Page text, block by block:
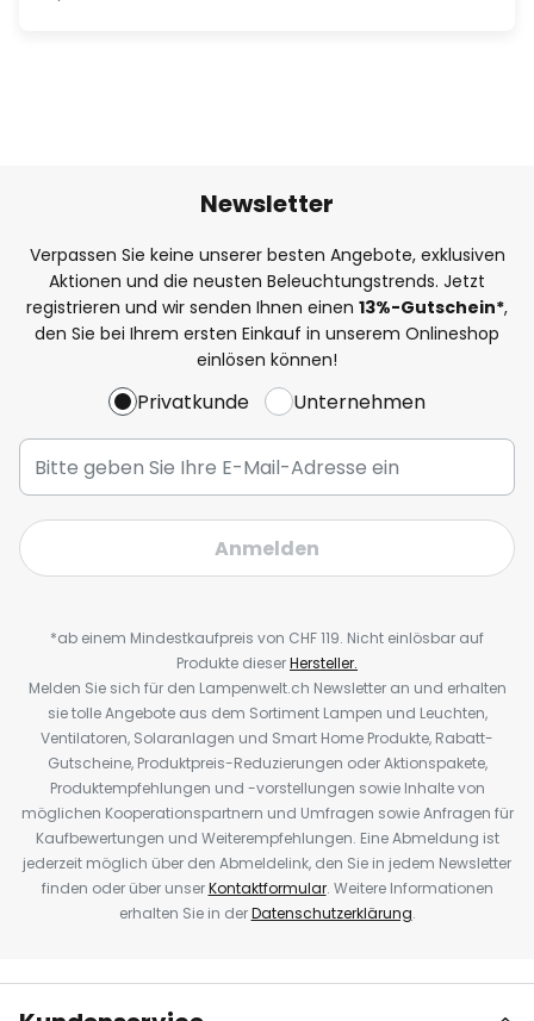
Newsletter
Verpassen Sie keine unserer besten Angebote, exklusiven
Aktionen und die neusten Beleuchtungstrends. Jetzt
registrieren und wir senden Ihnen einen 13%-Gutschein*,
den Sie bei Ihrem ersten Einkauf in unserem Onlineshop
einlösen können!
Privatkunde Unternehmen
Anmelden
*ab einem Mindestkaufpreis von CHF 119. Nicht einlösbar auf
Produkte dieserHersteller.
Melden Sie sich für den Lampenwelt.ch Newsletter an und erhalten
sie tolle Angebote aus dem Sortiment Lampen und Leuchten,
Ventilatoren, Solaranlagen und Smart Home Produkte, Rabatt-
Gutscheine, Produktpreis-Reduzierungen oder Aktionspakete,
Produktempfehlungen und -vorstellungen sowie Inhalte von
möglichen Kooperationspartnern und Umfragen sowie Anfragen für
Kaufbewertungen und Weiterempfehlungen. Eine Abmeldung ist
jederzeit möglich über den Abmeldelink, den Sie in jedem Newsletter
finden oder über unserKontaktformular. Weitere Informationen
erhalten Sie in derDatenschutzerklärung.